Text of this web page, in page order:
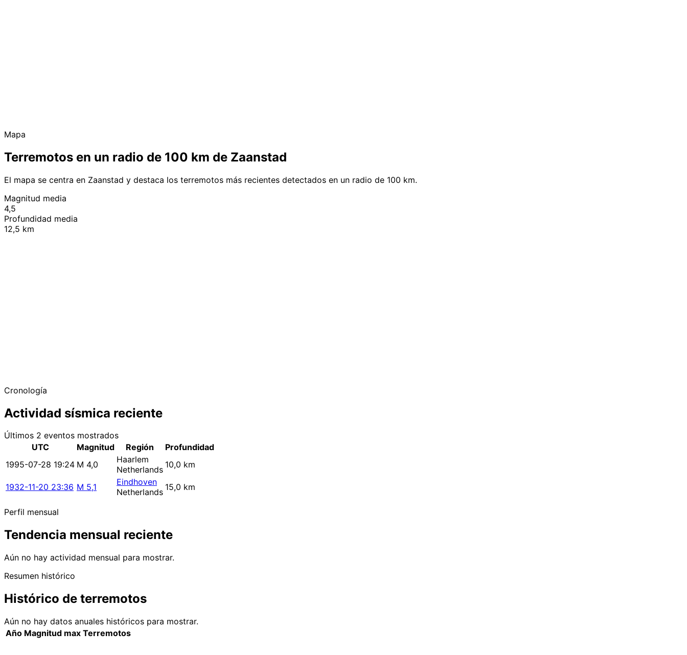
Mapa
Terremotos en un radio de 100 km de Zaanstad
El mapa se centra en Zaanstad y destaca los terremotos más recientes detectados en un radio de 100 km.
Magnitud media
4,5
Profundidad media
12,5 km
Cronología
Actividad sísmica reciente
Últimos 2 eventos mostrados
UTC
Magnitud Región
Profundidad
1995-07-28 19:24 M 4,0
Haarlem
Netherlands 10,0 km
1932-11-20 23:36 M 5,1
Eindhoven
Netherlands 15,0 km
Perfil mensual
Tendencia mensual reciente
Aún no hay actividad mensual para mostrar.
Resumen histórico
Histórico de terremotos
Aún no hay datos anuales históricos para mostrar.
Año Magnitud max Terremotos